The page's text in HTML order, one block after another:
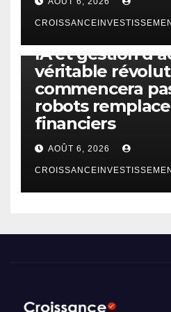
IA et gestion
véritable
commencera
robots
financiers
AOÛT 6, 2026